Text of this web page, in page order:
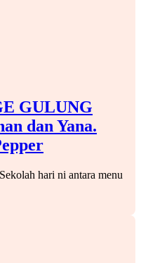
GULUNG
dan Yana.
hari ni antara menu